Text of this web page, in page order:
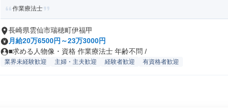
作業療法士
長崎県雲仙市瑞穂町伊福甲
月給20万6500円～23万3000円
■求める人物像・資格 作業療法士 年齢不問 /
業界未経験歓迎 主婦・主夫歓迎 経験者歓迎 有資格者歓迎